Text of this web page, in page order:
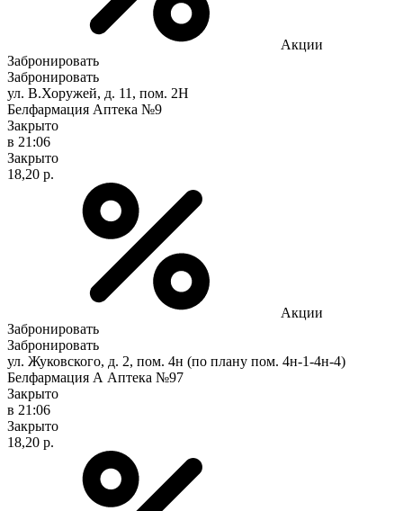
Акции
Забронировать
Забронировать
ул. В.Хоружей, д. 11, пом. 2Н
Белфармация Аптека №9
Закрыто
в 21:06
Закрыто
18,20 р.
Акции
Забронировать
Забронировать
ул. Жуковского, д. 2, пом. 4н (по плану пом. 4н-1-4н-4)
Белфармация А Аптека №97
Закрыто
в 21:06
Закрыто
18,20 р.